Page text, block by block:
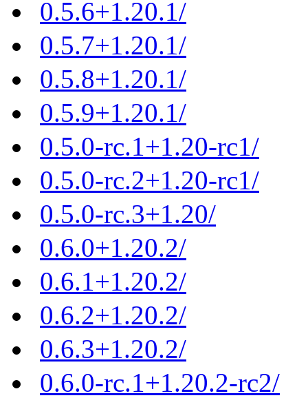
0.5.6+1.20.1/
0.5.7+1.20.1/
0.5.8+1.20.1/
0.5.9+1.20.1/
0.5.0-rc.1+1.20-rc1/
0.5.0-rc.2+1.20-rc1/
0.5.0-rc.3+1.20/
0.6.0+1.20.2/
0.6.1+1.20.2/
0.6.2+1.20.2/
0.6.3+1.20.2/
0.6.0-rc.1+1.20.2-rc2/